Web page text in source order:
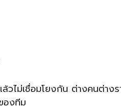
วไม่เชื่อมโยงกัน ต่างคนต่าง
องทีม